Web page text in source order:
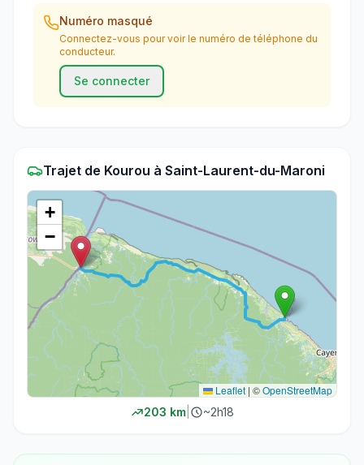
Numéro masqué
Connectez-vous pour voir le numéro de téléphone du
conducteur.
Se connecter
Trajet de Kourou à Saint-Laurent-du-Maroni
+
−
Leaflet | ©OpenStreetMap
203 km| ~2h18